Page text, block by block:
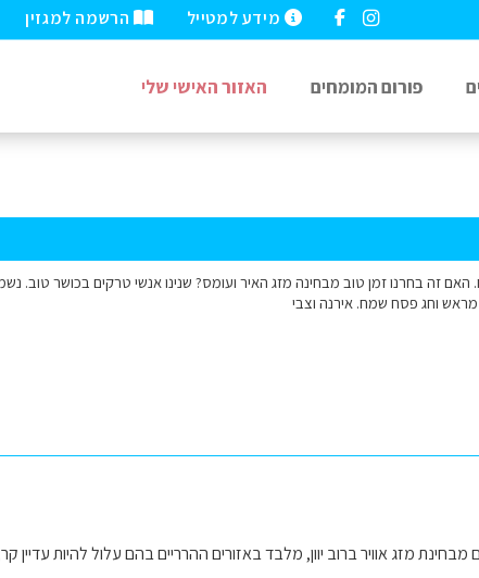
הרשמה למגזין מידע למטייל
פורום המומחים האזור האישי שלי
האם זה בחרנו זמן טוב מבחינה מזג האיר ועומס? שנינו אנשי טרקים בכושר טוב.
וחג פסח שמח. אירנה וצבי
מזג אוויר ברוב יוון, מלבד באזורים ההרריים בהם עלול להיות עדיין